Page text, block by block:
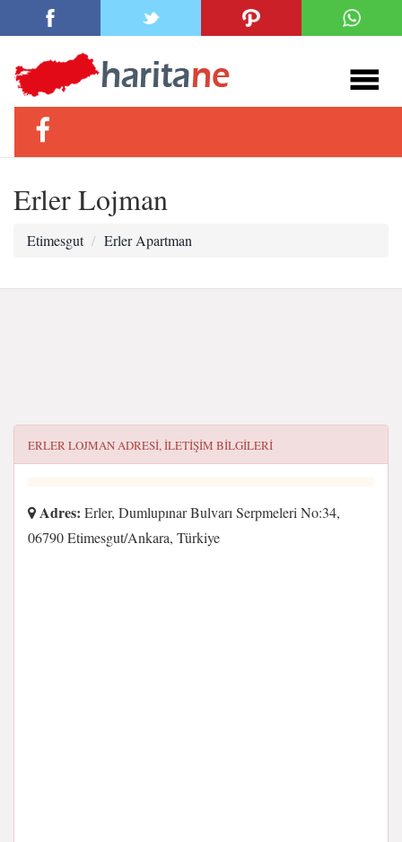
Erler Lojman
Etimesgut Erler Apartman
ERLER LOJMANADRESI, ILETIŞIM BILGILERI
Adres: Erler, Dumlupınar Bulvarı Serpmeleri No:34,
06790 Etimesgut/Ankara, Türkiye